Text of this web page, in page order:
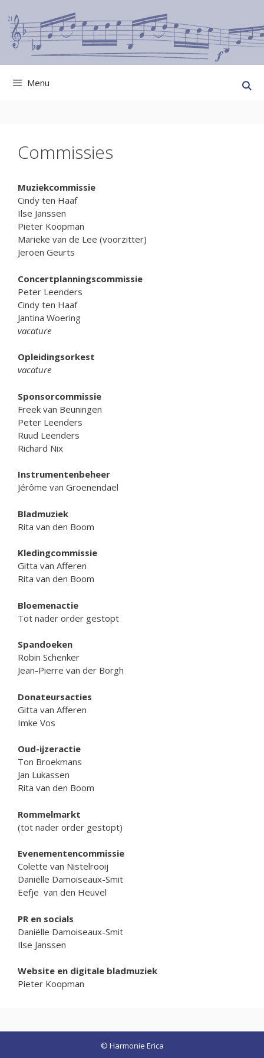
naar
inhoud
Menu
Commissies
Muziekcommissie
Cindy ten Haaf
Ilse Janssen
Pieter Koopman
Marieke van de Lee (voorzitter)
Jeroen Geurts
Concertplanningscommissie
Peter Leenders
Cindy ten Haaf
Jantina Woering
vacature
Opleidingsorkest
vacature
Sponsorcommissie
Freek van Beuningen
Peter Leenders
Ruud Leenders
Richard Nix
Instrumentenbeheer
Jérôme van Groenendael
Bladmuziek
Rita van den Boom
Kledingcommissie
Gitta van Afferen
Rita van den Boom
Bloemenactie
Tot nader order gestopt
Spandoeken
Robin Schenker
Jean-Pierre van der Borgh
Donateursacties
Gitta van Afferen
Imke Vos
Oud-ijzeractie
Ton Broekmans
Jan Lukassen
Rita van den Boom
Rommelmarkt
(tot nader order gestopt)
Evenementencommissie
Colette van Nistelrooij
Daniëlle Damoiseaux-Smit
Eefje van den Heuvel
PR en socials
Daniëlle Damoiseaux-Smit
Ilse Janssen
Website en digitale bladmuziek
Pieter Koopman
© Harmonie Erica